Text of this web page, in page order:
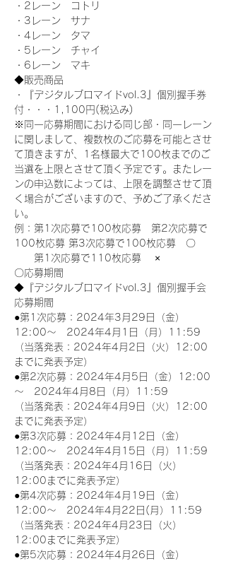
・2レーン　コトリ
・3レーン　サナ
・4レーン　タマ
・5レーン　チャイ
・6レーン　マキ
◆販売商品
・『デジタルブロマイドvol.3』個別握手券
付・・・1,100円(税込み)
※同一応募期間における同じ部・同一レーン
に関しまして、複数枚のご応募を可能とさせ
て頂きますが、1名様最大で100枚までのご
当選を上限とさせて頂く予定です。またレー
ンの申込数によっては、上限を調整させて頂
く場合がございますので、予めご了承くださ
い。
例：第1次応募で100枚応募　第2次応募で
100枚応募 第3次応募で100枚応募　〇
第1次応募で110枚応募　 ×
〇応募期間
◆『デジタルブロマイドvol.3』個別握手会
応募期間
●第1次応募：2024年3月29日（金）
12:00～　2024年4月1日（月）11:59
（当落発表：2024年4月2日（火）12:00
までに発表予定）
●第2次応募：2024年4月5日（金）12:00
～　2024年4月8日（月）11:59
（当落発表：2024年4月9日（火）12:00
までに発表予定）
●第3次応募：2024年4月12日（金）
12:00～　2024年4月15日（月）11:59
（当落発表：2024年4月16日（火）
12:00までに発表予定）
●第4次応募：2024年4月19日（金）
12:00～　2024年4月22日(月）11:59
（当落発表：2024年4月23日（火）
12:00までに発表予定）
●第5次応募：2024年4月26日（金）